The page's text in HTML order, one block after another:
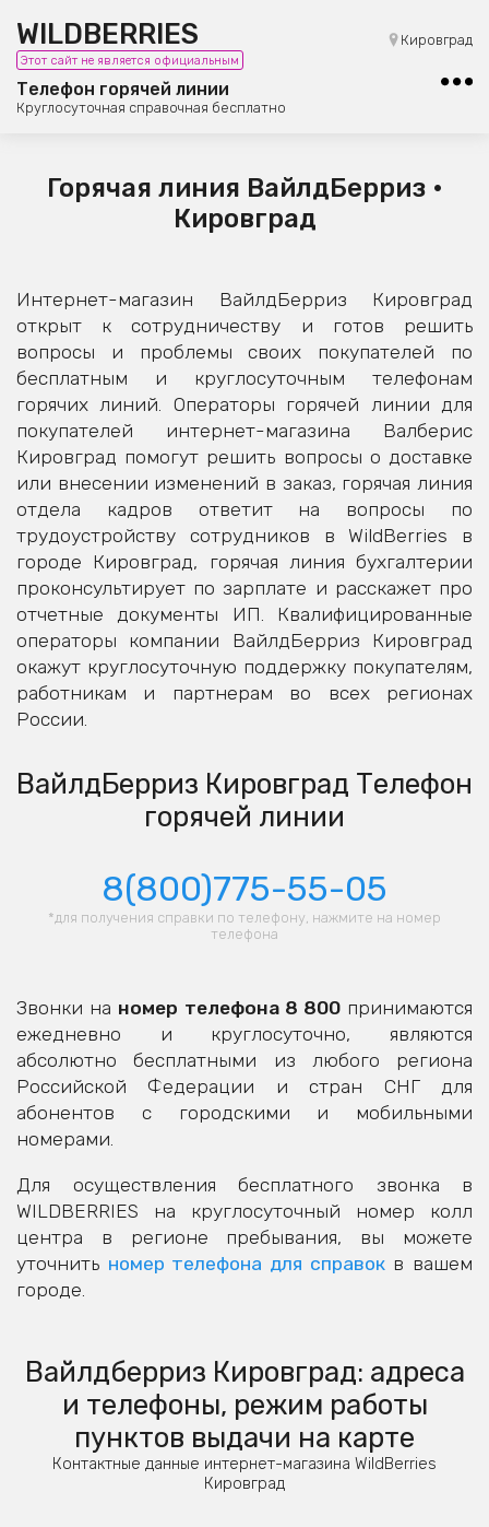
WILDBERRIES
Этот сайт не является официальным
Телефон горячей линии
Круглосуточная справочная бесплатно
Кировград
8 (800) 101-42-23
Бесплатная юридическая консультация
Горячая линия ВайлдБерриз •
Кировград
Интернет-магазин ВайлдБерриз Кировград
открыт к сотрудничеству и готов решить
вопросы и проблемы своих покупателей по
бесплатным и круглосуточным телефонам
горячих линий. Операторы горячей линии для
покупателей интернет-магазина Валберис
Кировград помогут решить вопросы о доставке
или внесении изменений в заказ, горячая линия
отдела кадров ответит на вопросы по
трудоустройству сотрудников в WildBerries в
городе Кировград, горячая линия бухгалтерии
проконсультирует по зарплате и расскажет про
отчетные документы ИП. Квалифицированные
операторы компании ВайлдБерриз Кировград
окажут круглосуточную поддержку покупателям,
работникам и партнерам во всех регионах
России.
ВайлдБерриз Кировград Телефон
горячей линии
8(800)775-55-05
*для получения справки по телефону, нажмите на номер
телефона
Звонки на номер телефона 8 800принимаются
ежедневно и круглосуточно, являются
абсолютно бесплатными из любого региона
Российской Федерации и стран СНГ для
абонентов с городскими и мобильными
номерами.
Для осуществления бесплатного звонка в
WILDBERRIES на круглосуточный номер колл
центра в регионе пребывания, вы можете
уточнить номер телефона для справокв вашем
городе.
Вайлдберриз Кировград: адреса
и телефоны, режим работы
пунктов выдачи на карте
Контактные данные интернет-магазина WildBerries
Кировград